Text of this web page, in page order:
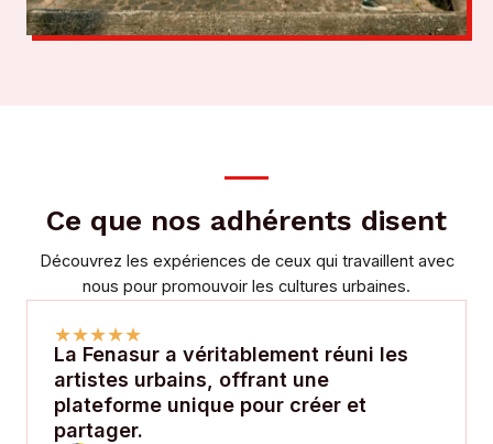
Ce que nos adhérents disent
Découvrez les expériences de ceux qui travaillent avec
nous pour promouvoir les cultures urbaines.
★★★★★
La Fenasur a véritablement réuni les
artistes urbains, offrant une
plateforme unique pour créer et
partager.